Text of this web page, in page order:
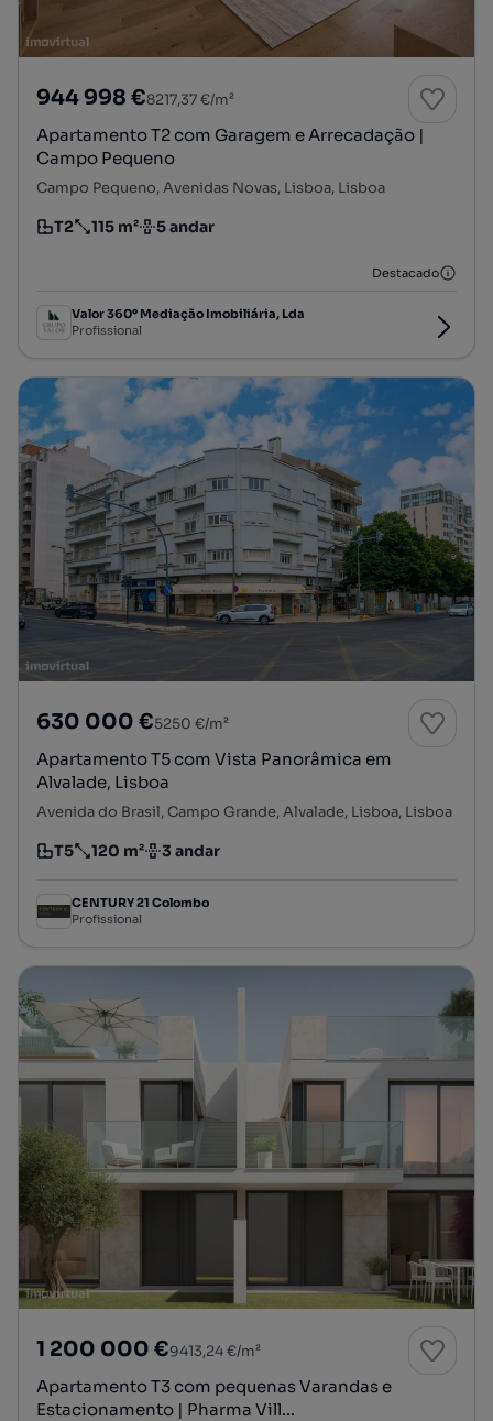
944 998 €8217,37 €/m²
Apartamento T2 com Garagem e Arrecadação |
Campo Pequeno
Campo Pequeno, Avenidas Novas, Lisboa, Lisboa
Tipologia
T2
Preço por metro quadrado
115 m²
Andar 5 andar
Destacado
Valor 360º Mediação Imobiliária, Lda
Profissional
630 000 €5250 €/m²
Apartamento T5 com Vista Panorâmica em
Alvalade, Lisboa
Avenida do Brasil, Campo Grande, Alvalade, Lisboa, Lisboa
Tipologia
T5
Preço por metro quadrado
120 m²
Andar 3 andar
CENTURY 21 Colombo
Profissional
1 200 000 €9413,24 €/m²
Apartamento T3 com pequenas Varandas e
Estacionamento | Pharma Vill...